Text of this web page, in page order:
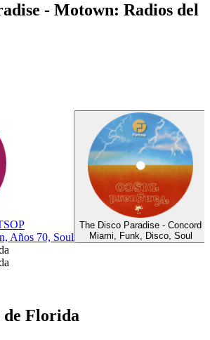
- Motown: Radios del
Años 70, Soul
The Disco Paradise - Concord
Miami, Funk, Disco, Soul
de Florida